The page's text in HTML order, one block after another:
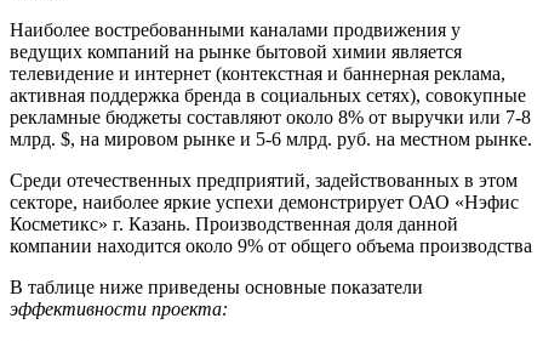
Наиболее востребованными каналами продвижения у
ведущих компаний на рынке бытовой химии является
телевидение и интернет (контекстная и баннерная реклама,
активная поддержка бренда в социальных сетях), совокупные
рекламные бюджеты составляют около 8% от выручки или 7-8
млрд. $, на мировом рынке и 5-6 млрд. руб. на местном рынке.
Среди отечественных предприятий, задействованных в этом
секторе, наиболее яркие успехи демонстрирует ОАО «Нэфис
Косметикс» г. Казань. Производственная доля данной
компании находится около 9% от общего объема производства
В таблице ниже приведены основные показатели
эффективности проекта: